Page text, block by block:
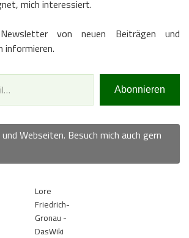
mich interessiert.
von neuen Beiträgen und
informieren.
Abonnieren
Webseiten. Besuch mich auch gern
Lore
Friedrich-
Gronau -
DasWiki